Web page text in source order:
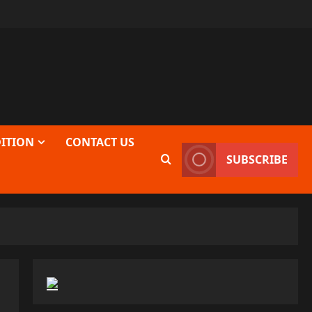
CONTACT US
SUBSCRIBE